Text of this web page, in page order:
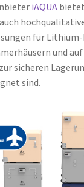
iAQUAbietet
für Lithium-
und
sicheren
sind.